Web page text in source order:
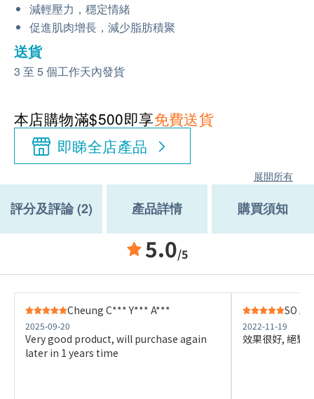
減輕壓力，穩定情緒
促進肌肉增長，減少脂肪積聚
送貨
3 至 5 個工作天內發貨
本店購物滿$500即享免費送貨
即睇全店產品
展開所有
評分及評論 (2) 產品詳情 購買須知
5.0/5
Cheung C*** Y*** A***
2025-09-20
Very good product, will purchase again
later in 1 years time
SO
2022-11-19
效果很好, 絕對